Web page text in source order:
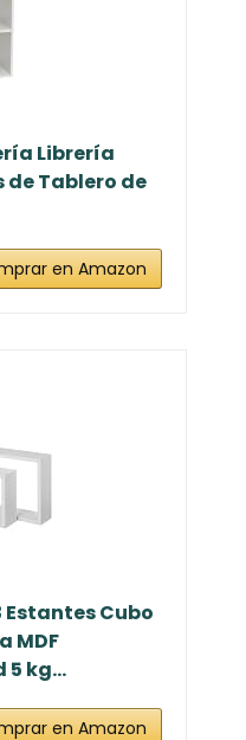
Librería
de Tablero de
en Amazon
Estantes Cubo
MDF
kg...
en Amazon